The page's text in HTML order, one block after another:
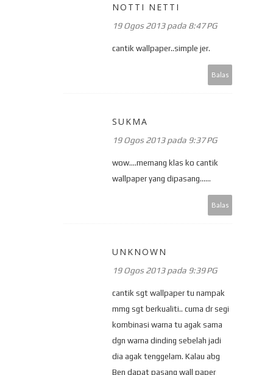
NOTTI NETTI
19 Ogos 2013 pada 8:47 PG
cantik wallpaper..simple jer.
Balas
SUKMA
19 Ogos 2013 pada 9:37 PG
wow....memang klas ko cantik
wallpaper yang dipasang......
Balas
UNKNOWN
19 Ogos 2013 pada 9:39 PG
cantik sgt wallpaper tu nampak
mmg sgt berkualiti.. cuma dr segi
kombinasi warna tu agak sama
dgn warna dinding sebelah jadi
dia agak tenggelam. Kalau abg
Ben dapat pasang wall paper